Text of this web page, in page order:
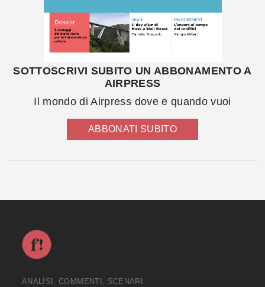
SOTTOSCRIVI SUBITO UN ABBONAMENTO A
AIRPRESS
Il mondo di Airpress dove e quando vuoi
ABBONATI SUBITO
ANALISI, COMMENTI, SCENARI